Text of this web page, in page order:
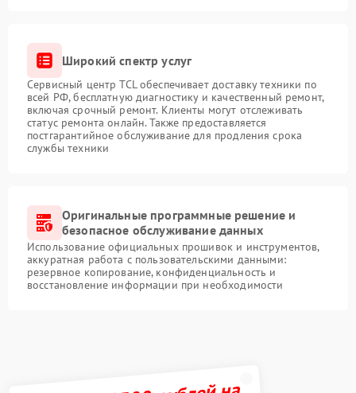
Широкий спектр услуг
Сервисный центр TCL обеспечивает доставку техники по
всей РФ, бесплатную диагностику и качественный ремонт,
включая срочный ремонт. Клиенты могут отслеживать
статус ремонта онлайн. Также предоставляется
постгарантийное обслуживание для продления срока
службы техники
Оригинальные программные решение и
безопасное обслуживание данных
Использование официальных прошивок и инструментов,
аккуратная работа с пользовательскими данными:
резервное копирование, конфиденциальность и
восстановление информации при необходимости